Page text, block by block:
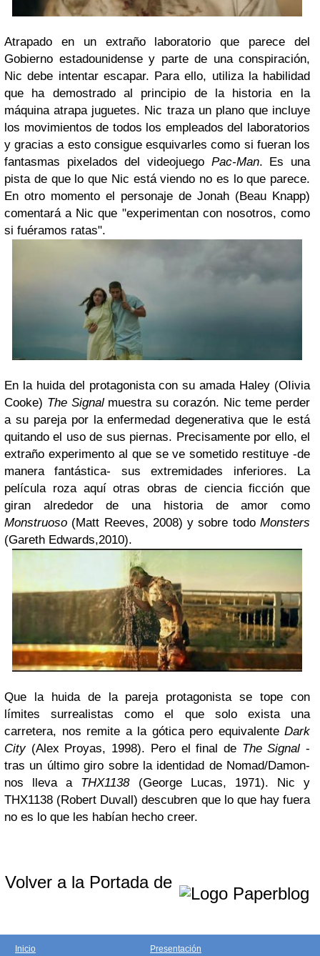
Atrapado en un extraño laboratorio que parece del
Gobierno estadounidense y parte de una conspiración,
Nic debe intentar escapar. Para ello, utiliza la habilidad
que ha demostrado al principio de la historia en la
máquina atrapa juguetes. Nic traza un plano que incluye
los movimientos de todos los empleados del laboratorios
y gracias a esto consigue esquivarles como si fueran los
fantasmas pixelados del videojuego Pac-Man. Es una
pista de que lo que Nic está viendo no es lo que parece.
En otro momento el personaje de Jonah (Beau Knapp)
comentará a Nic que "experimentan con nosotros, como
si fuéramos ratas".
En la huida del protagonista con su amada Haley (OIivia
Cooke) The Signalmuestra su corazón. Nic teme perder
a su pareja por la enfermedad degenerativa que le está
quitando el uso de sus piernas. Precisamente por ello, el
extraño experimento al que se ve sometido restituye -de
manera fantástica- sus extremidades inferiores. La
película roza aquí otras obras de ciencia ficción que
giran alrededor de una historia de amor como
Monstruoso (Matt Reeves, 2008) y sobre todo Monsters
(Gareth Edwards,2010).
Que la huida de la pareja protagonista se tope con
límites surrealistas como el que solo exista una
carretera, nos remite a la gótica pero equivalente Dark
City(Alex Proyas, 1998). Pero el final de The Signal -
tras un último giro sobre la identidad de Nomad/Damon-
nos lleva a THX1138(George Lucas, 1971). Nic y
THX1138 (Robert Duvall) descubren que lo que hay fuera
no es lo que les habían hecho creer.
Volver a la Portada de
Inicio Presentación